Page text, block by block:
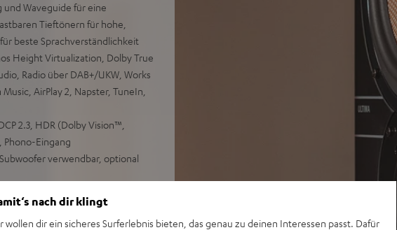
Waveguide für eine
Tieftönern für hohe,
beste Sprachverständlichkeit
Height Virtualization, Dolby True
Radio über DAB+/UKW, Works
AirPlay 2, Napster, TuneIn,
2.3, HDR (Dolby Vision™,
Phono-Eingang
verwendbar, optional
zu erweitern, Wandhalterung
nach dir klingt
wollen dir ein sicheres Surferlebnis bieten, das genau zu deinen Interessen passt. Dafür